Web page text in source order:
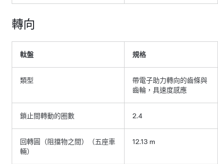
轉向
軚盤 規格
類型
帶電子助力轉向的齒條與
齒輪，具速度感應
鎖止間轉動的圈數 2.4
回轉圓（阻擋物之間）
（五座車
輛）
12.13 m